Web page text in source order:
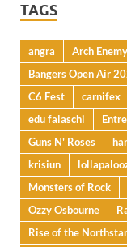
TAGS
angra Arch Enemy
Bangers Open Air
C6 Fest
carnifex
edu falaschi
Guns N' Roses
krisiun
Monsters of Rock
Ozzy Osbourne
Rise of the Northstar